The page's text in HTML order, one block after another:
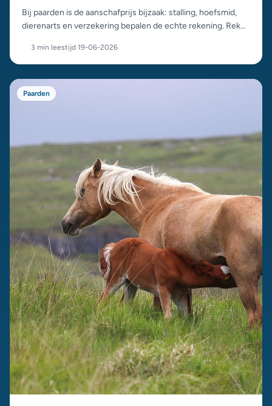
Bij paarden is de aanschafprijs bijzaak: stalling, hoefsmid,
dierenarts en verzekering bepalen de echte rekening. Reken
3 min leestijd·19-06-2026
Paarden